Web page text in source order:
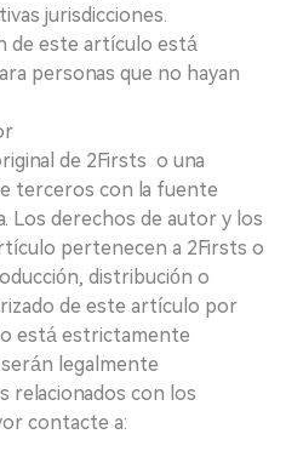
jurisdicciones.
de este artículo está
personas que no hayan
de 2Firsts o una
terceros con la fuente
Los derechos de autor y los
pertenecen a 2Firsts o
distribución o
de este artículo por
está estrictamente
legalmente
relacionados con los
contacte a: